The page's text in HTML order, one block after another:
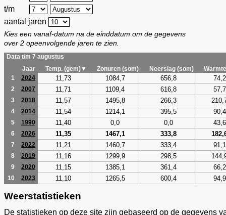
t/m
aantal jaren
Kies een vanaf-datum na de einddatum om de gegevens
over 2 opeenvolgende jaren te zien.
Data t/m 7 augustus
Jaar
Temp. (gem)▼ Zonuren (som) Neerslag (som)
1
2024 11,73 1084,7 656,8 74,2
2 2007 11,71 1109,4 616,8 57,7
3 2018 11,57 1495,8 266,3
4 2014 11,54 1214,1 395,5 90,4
5 1990 11,40 0,0 0,0 43,6
6 2026 11,35 1467,1 333,8
7 2022 11,21 1460,7 333,4 91,1
8 2019 11,16 1299,9 298,5
9 2020 11,15 1385,1 361,4 66,2
10 2023 11,10 1265,5 600,4 94,9
Weerstatistieken
De statistieken op deze site zijn gebaseerd op de gegevens